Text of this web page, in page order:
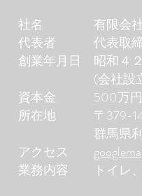
社名 有限会社
代表者 代表取
創業年月日 昭和４
(会社設立
資本金 500万円
所在地 〒379-
群馬県利根郡
​アクセス
業務内容 トイレ、